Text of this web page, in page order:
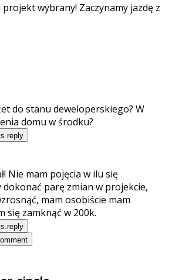
projekt wybrany! Zaczynamy jazdę z
do stanu deweloperskiego? W
domu w środku?
Nie mam pojęcia w ilu się
dokonać parę zmian w projekcie,
mam osobiście mam
się zamknąć w 200k.